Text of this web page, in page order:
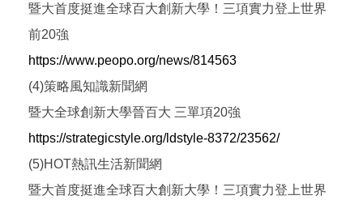
暨大首度挺進全球百大創新大學！三項實力登上世界
前20強
https://www.peopo.org/news/814563
(4)策略風知識新聞網
暨大全球創新大學晉百大 三單項20強
https://strategicstyle.org/ldstyle-8372/23562/
(5)HOT熱訊生活新聞網
暨大首度挺進全球百大創新大學！三項實力登上世界